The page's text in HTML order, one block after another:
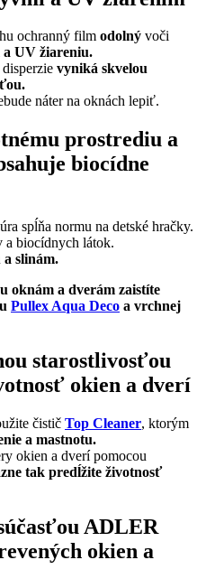
ochranný film odolný voči
a UV žiareniu.
vyniká skvelou
náter na oknách lepiť.
prostrediu a
biocídne
spĺňa normu na detské hračky.
a biocídnych látok.
a slinám.
oknám a dverám zaistíte
Pullex Aqua Deco a vrchnej
starostlivosťou
okien a dverí
čistič Top Cleaner, ktorým
a mastnotu.
okien a dverí pomocou
tak predĺžite životnosť
ADLER
okien a